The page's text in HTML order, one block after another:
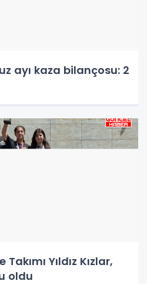
ayı kaza bilançosu: 2
Yıldız Kızlar,
oldu